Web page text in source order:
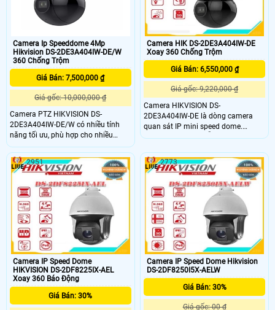
Camera Ip Speeddome 4Mp
Hikvision DS-2DE3A404IW-DE/W
360 Chống Trộm
Giá Bán: 7,500,000 ₫
Giá gốc: 10,000,000 ₫
Camera PTZ HIKVISION DS-
2DE3A404IW-DE/W có nhiều tính
năng tối ưu, phù hợp cho nhiều
hoàn cảnh sử dụng. Camera DS-
2DE3A404IW-DE/W thích hợp sử
dụng cho nhà xưởng, shop, trung
tâm thương mại, giám sát đường
phố.
Camera HIK DS-2DE3A404IW-DE
Xoay 360 Chống Trộm
Giá Bán: 6,550,000 ₫
Giá gốc: 9,220,000 ₫
Camera HIKVISION DS-
2DE3A404IW-DE là dòng camera
quan sát IP mini speed dome.
Camera quan sát hỗ trợ độ phân
2560x1440@25fps. Ống kính 2
Camera IP Speed Dome
HIKVISION DS-2DF8225IX-AEL
Xoay 360 Báo Động
Giá Bán: 30%
2951
Camera IP Speed Dome Hikvision
DS-2DF8250I5X-AELW
Giá Bán: 30%
Giá gốc: 00 ₫
2773